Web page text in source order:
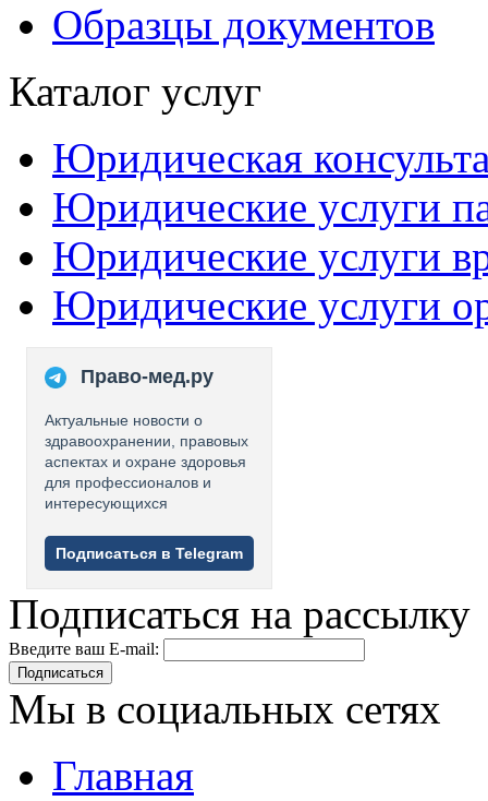
Образцы документов
Каталог услуг
Юридическая
Юридические услуги
Юридические услуги
Юридические услуги
Право-мед.ру
Актуальные новости о
здравоохранении, правовых
аспектах и охране здоровья
для профессионалов и
интересующихся
Подписаться в Telegram
Подписаться на рассылку
Введите ваш E-mail:
Подписаться
Мы в социальных сетях
Главная